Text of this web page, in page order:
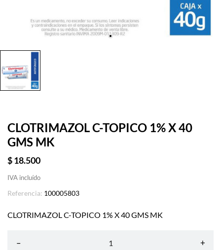
CLOTRIMAZOL C-TOPICO 1% X 40
GMS MK
$ 18.500
IVA incluído
Referencia: 100005803
CLOTRIMAZOL C-TOPICO 1% X 40 GMS MK
– +